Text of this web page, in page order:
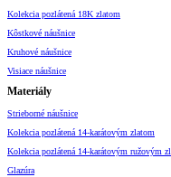
Kolekcia pozlátená 18K zlatom
Kôstkové náušnice
Kruhové náušnice
Visiace náušnice
Materiály
Strieborné náušnice
Kolekcia pozlátená 14-karátovým zlatom
Kolekcia pozlátená 14-karátovým ružovým
Glazúra